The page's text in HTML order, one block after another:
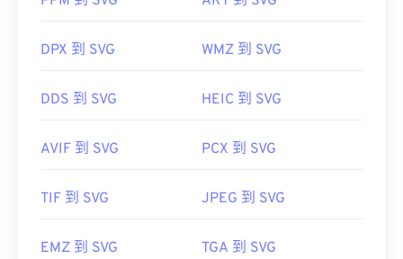
SVG 转 PDF工具。要将矢量文件（例如 SVG 转
转 PNG工具。
开发者：万维网联盟（W3C）
首次发布：2001 年 9 月 4 日
https://www.lifewire.com/svg-file-4120603
DPX 到 SVG WMZ 到 SVG
DDS 到 SVG HEIC 到 SVG
AVIF 到 SVG PCX 到 SVG
TIF 到 SVG JPEG 到 SVG
EMZ 到 SVG TGA 到 SVG